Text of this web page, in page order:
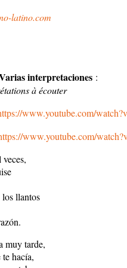
latino.com
interpretaciones :
à écouter
www.youtube.com/
www.youtube.com/
llantos
muy tarde,
hacía,